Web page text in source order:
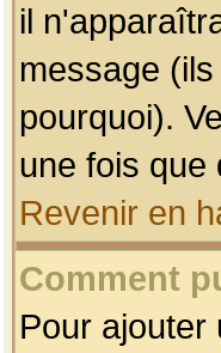
il
message
pourquoi).
une fois que
Revenir en
Comment
Pour